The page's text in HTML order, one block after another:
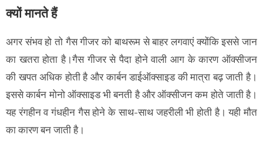
क्यों मानते हैं
अगर संभव हो तो गैस गीजर को बाथरूम से बाहर लगवाएं क्योंकि इससे जान
का खतरा होता है।गैस गीजर से पैदा होने वाली आग के कारण ऑक्सीजन
की खपत अधिक होती है और कार्बन डाईऑक्साइड की मात्रा बढ़ जाती है।
इससे कार्बन मोनो ऑक्साइड भी बनती है और ऑक्सीजन कम होते जाती है।
यह रंगहीन व गंधहीन गैस होने के साथ-साथ जहरीली भी होती है। यही मौत
का कारण बन जाती है।